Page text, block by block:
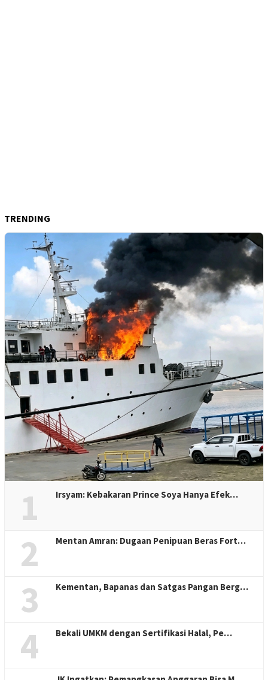
TRENDING
1 Irsyam: Kebakaran Prince Soya Hanya Efek…
2 Mentan Amran: Dugaan Penipuan Beras Fort…
3 Kementan, Bapanas dan Satgas Pangan Berg…
4 Bekali UMKM dengan Sertifikasi Halal, Pe…